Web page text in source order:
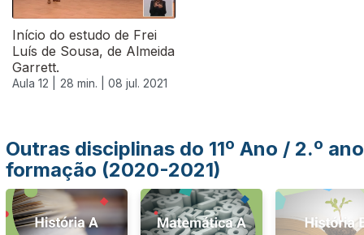
Início do estudo de Frei
Luís de Sousa, de Almeida
Garrett.
Aula 12 | 28 min. | 08 jul. 2021
Outras disciplinas do 11º Ano / 2.º ano
formação (2020-2021)